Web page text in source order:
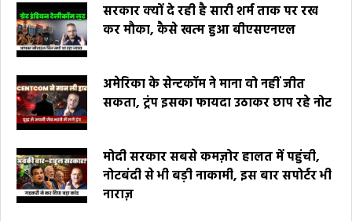
सरकार क्यों दे रही है सारी शर्म ताक पर रख
कर मौका, कैसे खत्म हुआ बीएसएनएल
अमेरिका के सेन्टकॉम ने माना वो नहीं जीत
सकता, ट्रंप इसका फायदा उठाकर छाप रहे नोट
मोदी सरकार सबसे कमज़ोर हालत में पहुंची,
नोटबंदी से भी बड़ी नाकामी, इस बार सपोर्टर भी
नाराज़